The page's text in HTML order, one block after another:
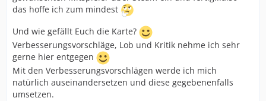
das hoffe ich zum mindest
Und wie gefällt Euch die Karte?
Verbesserungsvorschläge, Lob und Kritik nehme ich sehr
gerne hier entgegen
Mit den Verbesserungsvorschlägen werde ich mich
natürlich auseinandersetzen und diese gegebenenfalls
umsetzen.